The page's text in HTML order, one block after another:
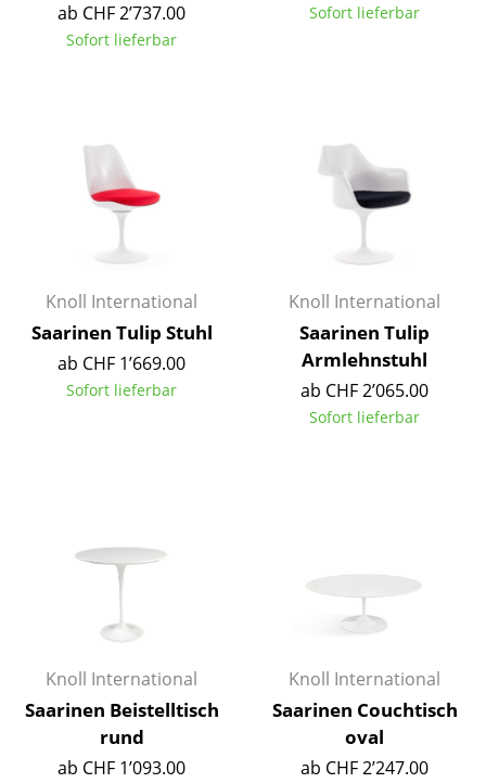
Tische
Couchtische
Schreibtische
Stehtische & Stehpulte
Kindertische
... alle Tische
Regale & Schränke
Bücherregale
Wandregale
Sideboards & Kommoden
ab CHF 2’737.00
Sofort lieferbar
Sofort lieferbar
Knoll International
Saarinen Tulip Stuhl
ab CHF 1’669.00
Sofort lieferbar
Knoll International
Saarinen Tulip
Armlehnstuhl
ab CHF 2’065.00
Sofort lieferbar
Knoll International
Saarinen Beistelltisch
rund
ab CHF 1’093.00
Knoll International
Saarinen Couchtisch
oval
ab CHF 2’247.00